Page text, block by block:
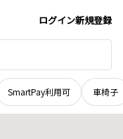
ログイン新規登録
SmartPay利用可 車椅子